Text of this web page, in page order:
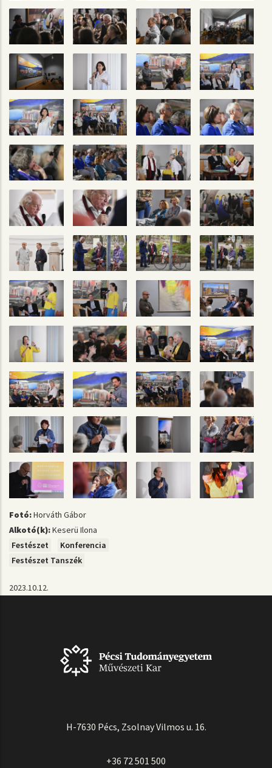
Fotó:Horváth Gábor
Alkotó(k):Keserü Ilona
Festészet
Konferencia
Festészet Tanszék
2023.10.12.
H-7630 Pécs, Zsolnay Vilmos u. 16.
+36 72 501 500